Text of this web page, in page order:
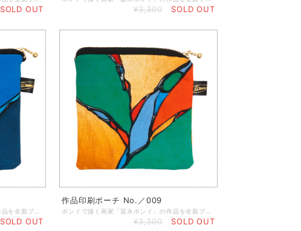
SOLD OUT ¥3,300 SOLD OUT
SOLD OUT
作品印刷ポーチ No.／009
¥3,300 SOLD OUT